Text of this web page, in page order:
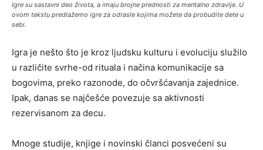
Igre su sastavni deo života, a imaju brojne prednosti za mentalno zdravlje. U
ovom tekstu predlažemo igre za odrasle kojima možete da probudite dete u
sebi.
Igra je nešto što je kroz ljudsku kulturu i evoluciju služilo
u različite svrhe-od rituala i načina komunikacije sa
bogovima, preko razonode, do očvršćavanja zajednice.
Ipak, danas se najčešće povezuje sa aktivnosti
rezervisanom za decu.
Mnoge studije, knjige i novinski članci posvećeni su